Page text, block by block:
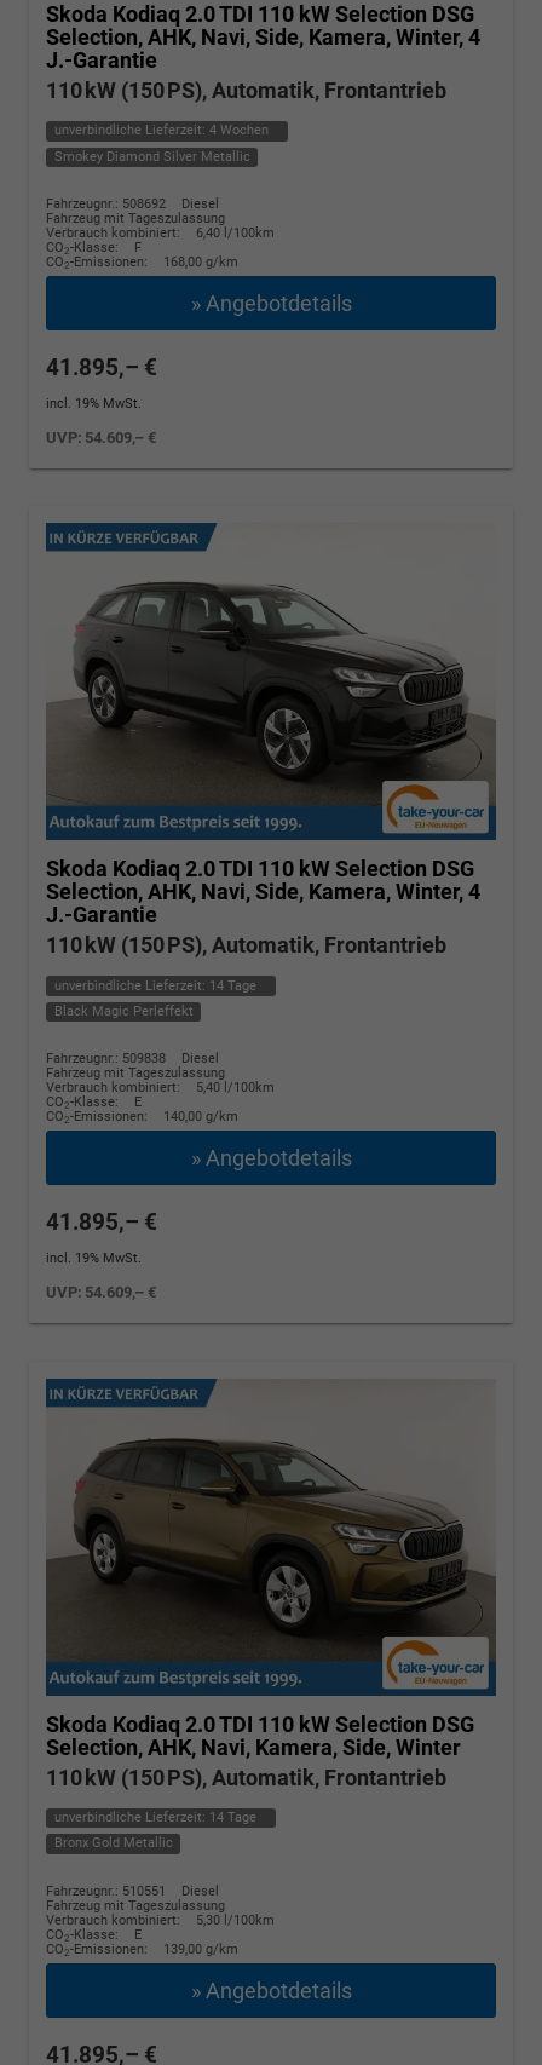
Skoda Kodiaq 2.0 TDI 110 kW Selection DSG
Selection, AHK, Navi, Side, Kamera, Winter, 4
J.-Garantie
110 kW (150 PS), Automatik, Frontantrieb
unverbindliche Lieferzeit: 4 Wochen
Smokey Diamond Silver Metallic
Fahrzeugnr.: 508692
Diesel
Fahrzeug mit Tageszulassung
Verbrauch kombiniert:
6,40 l/100km
CO2-Klasse:
F
CO2-Emissionen: 168,00 g/km
» Angebotdetails
41.895,– €
incl. 19% MwSt.
UVP: 54.609,– €
Skoda Kodiaq 2.0 TDI 110 kW Selection DSG
Selection, AHK, Navi, Side, Kamera, Winter, 4
J.-Garantie
110 kW (150 PS), Automatik, Frontantrieb
unverbindliche Lieferzeit: 14 Tage
Black Magic Perleffekt
Fahrzeugnr.: 509838
Diesel
Fahrzeug mit Tageszulassung
Verbrauch kombiniert:
5,40 l/100km
CO2-Klasse:
E
CO2-Emissionen: 140,00 g/km
» Angebotdetails
41.895,– €
incl. 19% MwSt.
UVP: 54.609,– €
Skoda Kodiaq 2.0 TDI 110 kW Selection DSG
Selection, AHK, Navi, Kamera, Side, Winter
110 kW (150 PS), Automatik, Frontantrieb
unverbindliche Lieferzeit: 14 Tage
Bronx Gold Metallic
Fahrzeugnr.: 510551
Diesel
Fahrzeug mit Tageszulassung
Verbrauch kombiniert:
5,30 l/100km
CO2-Klasse:
E
CO2-Emissionen: 139,00 g/km
» Angebotdetails
41.895,– €